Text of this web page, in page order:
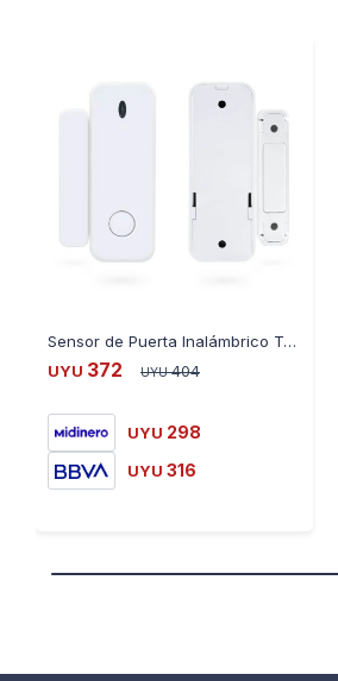
Sensor de Puerta Inalámbrico Tuya Smart SM-G30-DS
UYU 372 UYU 404
UYU 298
UYU 316